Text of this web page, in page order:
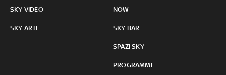
SKY VIDEO
SKY ARTE
NOW
SKY BAR
SPAZI SKY
PROGRAMMI